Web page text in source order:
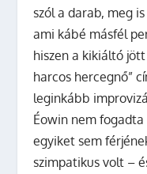
szól a darab, meg
ami kábé másfél
hiszen a kikiáltó
harcos hercegnő”
leginkább
Éowin nem
egyiket sem
szimpatikus volt –